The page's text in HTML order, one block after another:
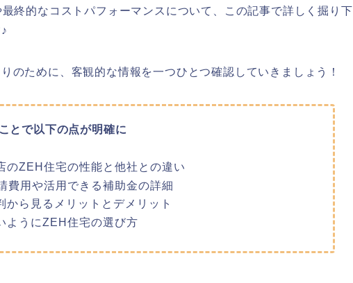
終的なコストパフォーマンスについて、この記事で詳しく掘り下
のために、客観的な情報を一つひとつ確認していきましょう！
とで以下の点が明確に
のZEH住宅の性能と他社との違い
費用や活用できる補助金の詳細
から見るメリットとデメリット
ようにZEH住宅の選び方